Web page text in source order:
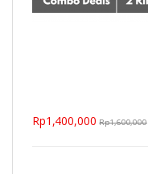
Rp1,400,000 Rp1,600,000